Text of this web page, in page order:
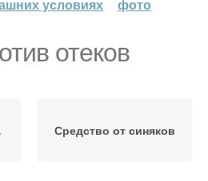
условиях
фото
отеков
Средство от синяков